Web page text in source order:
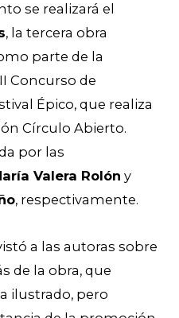
se realizará el
, la tercera obra
parte de la
Concurso de
Épico, que realiza
Círculo Abierto.
por las
Valera Rolón y
, respectivamente.
a las autoras sobre
de la obra, que
ilustrado, pero